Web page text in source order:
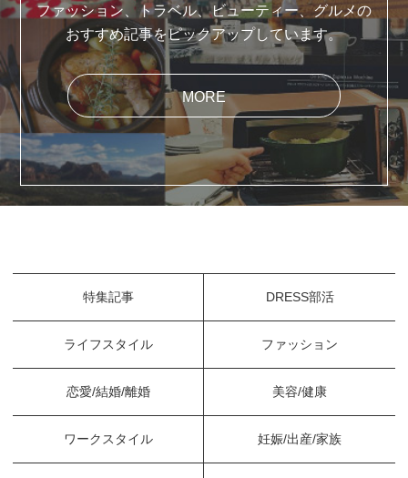
ファッション、トラベル、ビューティー、グルメの
おすすめ記事をピックアップしています。
MORE
特集記事 DRESS部活
ライフスタイル ファッション
恋愛/結婚/離婚 美容/健康
ワークスタイル 妊娠/出産/家族